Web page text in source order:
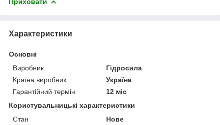
Характеристики
Основні
Виробник
Гідросила
Країна виробник
Україна
Гарантійний термін
12 міс
Користувальницькі характеристики
Стан
Нове